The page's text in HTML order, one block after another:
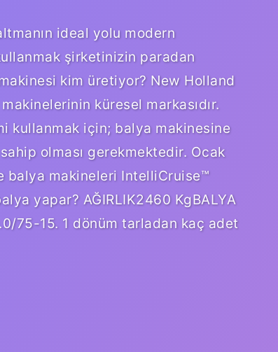
ideal yolu modern
şirketinizin paradan
kim üretiyor? New Holland
küresel markasıdır.
kullanmak için; balya makinesine
olması gerekmektedir. Ocak
balya makineleri IntelliCruise™
yapar? AĞIRLIK2460 KgBALYA
75-15. 1 dönüm tarladan kaç adet